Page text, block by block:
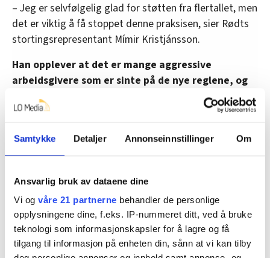
Samtykke Detaljer Annonseinnstillinger Om
Ansvarlig bruk av dataene dine
Vi og våre 21 partnerne behandler de personlige
opplysningene dine, f.eks. IP-nummeret ditt, ved å bruke
teknologi som informasjonskapsler for å lagre og få
tilgang til informasjon på enheten din, sånn at vi kan tilby
– Jeg er selvfølgelig glad for støtten fra flertallet, men
det er viktig å få stoppet denne praksisen, sier Rødts
stortingsrepresentant Mímir Kristjánsson.
Han opplever at det er mange aggressive
arbeidsgivere som er sinte på de nye reglene, og
som vil bruke alle smutthull til å komme rundt
vedtaket.
– Saken er ikke løst før Kaefer har skjønt poenget, slår
Kristjánsson fast.
Høyre støtter Persen
Høyres representanter i komiteen mener at Persens
tolkning av tillitsvalgt begrepet er korrekt, og at det er
Tonje Brenna som roter det til.